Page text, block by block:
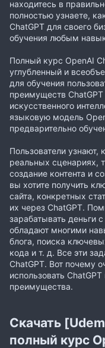
находитесь в
полностью узнаете,
ChatGPT для своего
обучения любым
Полный курс OpenAI
углубленный и
для обучения
преимуществ ChatGPT
искусственного
языковую модель
предварительно
Пользователи узнают,
реальных сценариях,
создание контента и
вы хотите получить
сайта, конкретных
их через ChatGPT.
зарабатывать деньги
обладают многими
блога, поиска
кода и т. д. Все эти
ChatGPT. Вот почему
использовать
преимущества.
Скачать
полный курс